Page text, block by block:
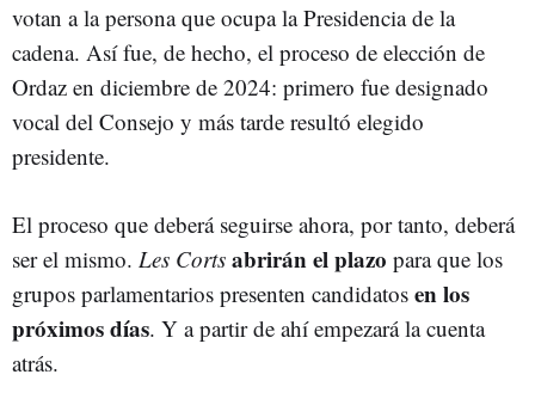
votan a la persona que ocupa la Presidencia de la
cadena. Así fue, de hecho, el proceso de elección de
Ordaz en diciembre de 2024: primero fue designado
vocal del Consejo y más tarde resultó elegido
presidente.
El proceso que deberá seguirse ahora, por tanto, deberá
ser el mismo. Les Corts abrirán el plazo para que los
grupos parlamentarios presenten candidatos en los
próximos días. Y a partir de ahí empezará la cuenta
atrás.